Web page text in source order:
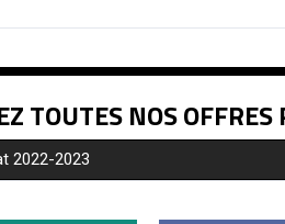
TOUTES NOS
2022-2023